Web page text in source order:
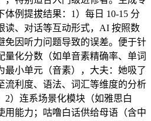
例提拔结果：1）每日 10-15 分
读、对话等互动形式，AI 按照数
免因听力问题导致的误差。便于针
量化分数（如单音素精确率、单词
最小单元（音素），大夫：她吸了
流利度、语法、词汇等维度的分析
2）连系场景化模块（如雅思白
用能力；咕噜白话供给母语（含中